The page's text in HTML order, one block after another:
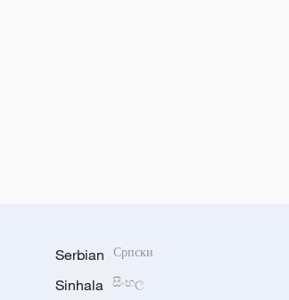
Serbian Српски
Sinhala සිංහල